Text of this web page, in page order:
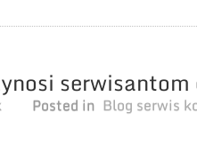
Posted in Blog serwis